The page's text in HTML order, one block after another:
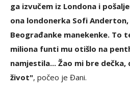
ga izvučem iz Londona i
ona londonerka Sofi
Beograđanke manekenke. To
miliona funti mu otišlo na
namjestila... Žao mi bre
život", počeo je Đani.